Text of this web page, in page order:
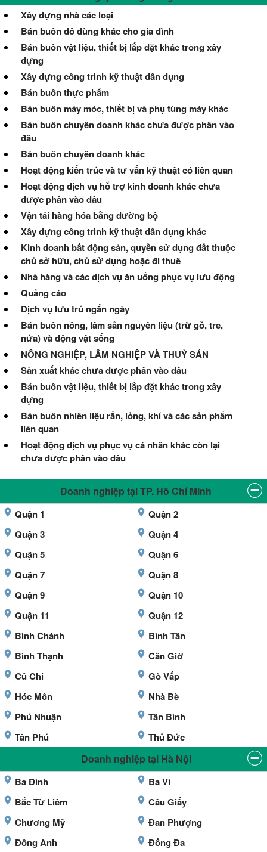
Xây dựng nhà các loại
Bán buôn đồ dùng khác cho gia đình
Bán buôn vật liệu, thiết bị lắp đặt khác trong xây
dựng
Xây dựng công trình kỹ thuật dân dụng
Bán buôn thực phẩm
Bán buôn máy móc, thiết bị và phụ tùng máy khác
Bán buôn chuyên doanh khác chưa được phân vào
đâu
Bán buôn chuyên doanh khác
Hoạt động kiến trúc và tư vấn kỹ thuật có liên quan
Hoạt động dịch vụ hỗ trợ kinh doanh khác chưa
được phân vào đâu
Vận tải hàng hóa bằng đường bộ
Xây dựng công trình kỹ thuật dân dụng khác
Kinh doanh bất động sản, quyền sử dụng đất thuộc
chủ sở hữu, chủ sử dụng hoặc đi thuê
Nhà hàng và các dịch vụ ăn uống phục vụ lưu động
Quảng cáo
Dịch vụ lưu trú ngắn ngày
Bán buôn nông, lâm sản nguyên liệu (trừ gỗ, tre,
nứa) và động vật sống
NÔNG NGHIỆP, LÂM NGHIỆP VÀ THUỶ SẢN
Sản xuất khác chưa được phân vào đâu
Bán buôn vật liệu, thiết bị lắp đặt khác trong xây
dựng
Bán buôn nhiên liệu rắn, lỏng, khí và các sản phẩm
liên quan
Hoạt động dịch vụ phục vụ cá nhân khác còn lại
chưa được phân vào đâu
Doanh nghiệp tại TP. Hồ Chí Minh
Quận 1
Quận 2
Quận 3
Quận 4
Quận 5
Quận 6
Quận 7
Quận 8
Quận 9
Quận 10
Quận 11
Quận 12
Bình Chánh
Bình Tân
Bình Thạnh
Cần Giờ
Củ Chi
Gò Vấp
Hóc Môn
Nhà Bè
Phú Nhuận
Tân Bình
Tân Phú
Thủ Đức
Doanh nghiệp tại Hà Nội
Ba Đình
Ba Vì
Bắc Từ Liêm
Cầu Giấy
Chương Mỹ
Đan Phượng
Đông Anh
Đống Đa